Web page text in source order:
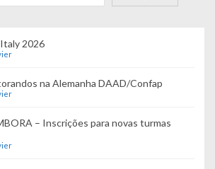
2026
na Alemanha DAAD/Confap
– Inscrições para novas turmas